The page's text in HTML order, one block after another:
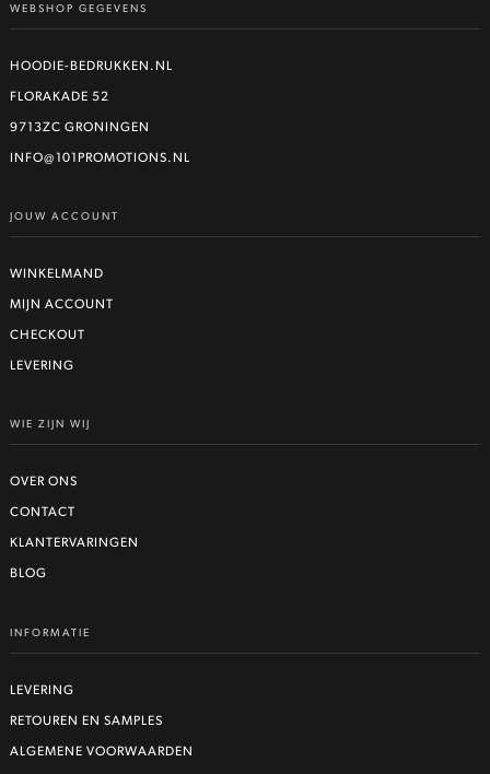
WEBSHOP GEGEVENS
HOODIE-BEDRUKKEN.NL
FLORAKADE 52
9713ZC GRONINGEN
INFO@101PROMOTIONS.NL
JOUW ACCOUNT
WINKELMAND
MIJN ACCOUNT
CHECKOUT
LEVERING
WIE ZIJN WIJ
OVER ONS
CONTACT
KLANTERVARINGEN
BLOG
INFORMATIE
LEVERING
RETOUREN EN SAMPLES
ALGEMENE VOORWAARDEN